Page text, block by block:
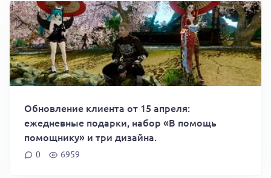
Обновление клиента от 15 апреля:
ежедневные подарки, набор «В помощь
помощнику» и три дизайна.
0 6959